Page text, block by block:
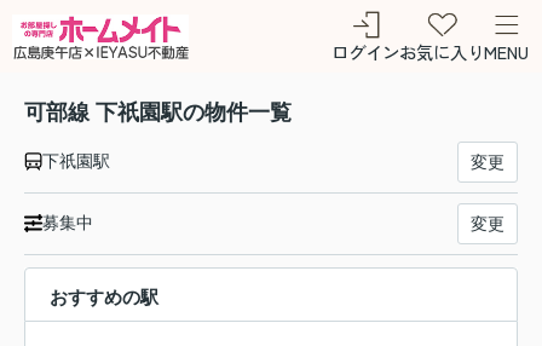
ログインお気に入りMENU
可部線 下祇園駅の物件一覧
下祇園駅 変更
募集中 変更
おすすめの駅